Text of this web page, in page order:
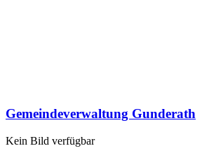
Gemeindeverwaltung Gunderath
Kein Bild verfügbar